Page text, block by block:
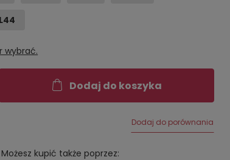
wybrać.
Dodaj do koszyka
Dodaj do porównania
Możesz kupić także poprzez: